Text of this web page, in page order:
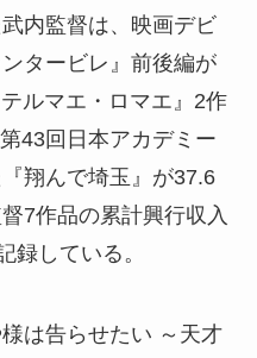
内監督は、映画デビ
タービレ』前後編が
ルマエ・ロマエ』2作
43回日本アカデミー
翔んで埼玉』が37.6
7作品の累計興行収入
録している。
は告らせたい ～天才